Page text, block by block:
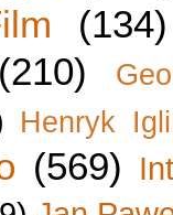
(134)
(210)
Henryk
(569)